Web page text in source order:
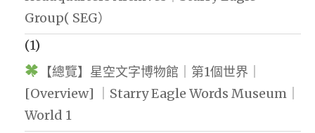
Group( SEG）
(1)
【總覽】星空文字博物館｜第1個世界｜
[Overview] ｜Starry Eagle Words Museum｜
World 1